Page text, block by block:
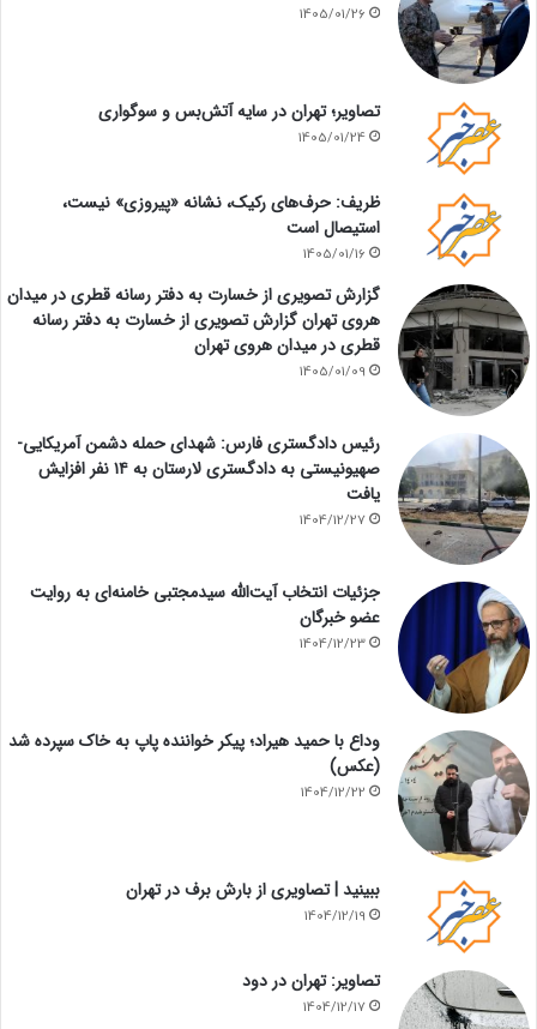
1405/01/26
تصاویر؛ تهران در سایه آتش‌بس و سوگواری
1405/01/24
ظریف: حرف‌های رکیک، نشانه «پیروزی» نیست،
استیصال است
1405/01/16
گزارش تصویری از خسارت به دفتر رسانه قطری در میدان
هروی تهران گزارش تصویری از خسارت به دفتر رسانه
قطری در میدان هروی تهران
1405/01/09
رئیس دادگستری فارس: شهدای حمله دشمن آمریکایی-
صهیونیستی به دادگستری لارستان به ۱۴ نفر افزایش
یافت
1404/12/27
جزئیات انتخاب آیت‌الله سیدمجتبی خامنه‌ای به روایت
عضو خبرگان
1404/12/23
وداع با حمید هیراد؛ پیکر خواننده پاپ به خاک سپرده شد
(عکس)
1404/12/22
ببینید | تصاویری از بارش برف در تهران
1404/12/19
تصاویر: تهران در دود
1404/12/17